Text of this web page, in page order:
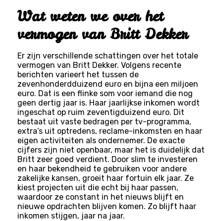
Wat weten we over het
vermogen van Britt Dekker
Er zijn verschillende schattingen over het totale
vermogen van Britt Dekker. Volgens recente
berichten varieert het tussen de
zevenhonderdduizend euro en bijna een miljoen
euro. Dat is een flinke som voor iemand die nog
geen dertig jaar is. Haar jaarlijkse inkomen wordt
ingeschat op ruim zeventigduizend euro. Dit
bestaat uit vaste bedragen per tv-programma,
extra’s uit optredens, reclame-inkomsten en haar
eigen activiteiten als ondernemer. De exacte
cijfers zijn niet openbaar, maar het is duidelijk dat
Britt zeer goed verdient. Door slim te investeren
en haar bekendheid te gebruiken voor andere
zakelijke kansen, groeit haar fortuin elk jaar. Ze
kiest projecten uit die echt bij haar passen,
waardoor ze constant in het nieuws blijft en
nieuwe opdrachten blijven komen. Zo blijft haar
inkomen stijgen, jaar na jaar.